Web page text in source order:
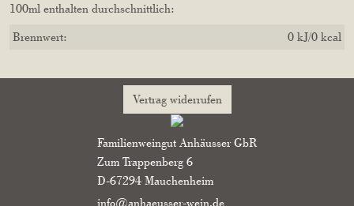
100ml enthalten durchschnittlich:
Brennwert:
0 kJ/0 kcal
Vertrag widerrufen
Familienweingut Anhäusser GbR
Zum Trappenberg 6
D-67294 Mauchenheim
info@anhaeusser-wein.de